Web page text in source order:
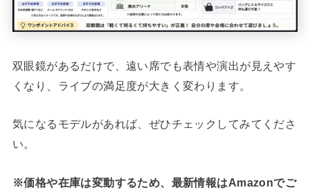
双眼鏡があるだけで、遠い席でも表情や演出が見えやす
くなり、ライブの満足度が大きく変わります。
気になるモデルがあれば、ぜひチェックしてみてくださ
い。
※価格や在庫は変動するため、最新情報はAmazonでご